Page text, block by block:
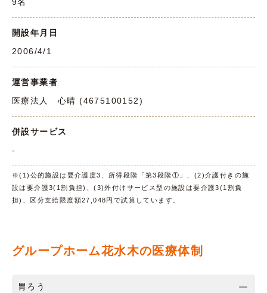
9名
開設年月日
2006/4/1
運営事業者
医療法人 心晴 (4675100152)
併設サービス
-
※(1)公的施設は要介護度3、所得段階「第3段階①」、(2)介護付きの施
設は要介護3(1割負担)、(3)外付けサービス型の施設は要介護3(1割負
担)、区分支給限度額27,048円で試算しています。
グループホーム花水木の医療体制
胃ろう